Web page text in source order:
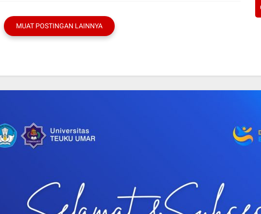
MUAT POSTINGAN LAINNYA